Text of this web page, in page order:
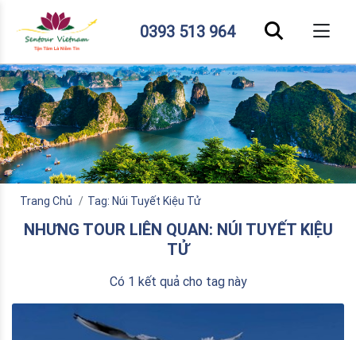
0393 513 964
Trang Chủ Tag: Núi Tuyết Kiệu Tử
NHƯNG TOUR LIÊN QUAN: NÚI TUYẾT KIỆU
TỬ
Có 1 kết quả cho tag này